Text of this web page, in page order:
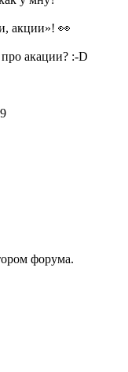
акции»! 👀
акации? :-D
форума.